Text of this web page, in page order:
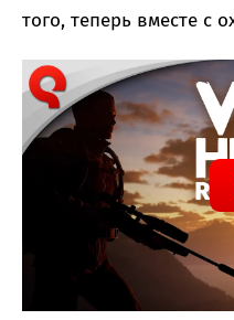
того, теперь вместе с